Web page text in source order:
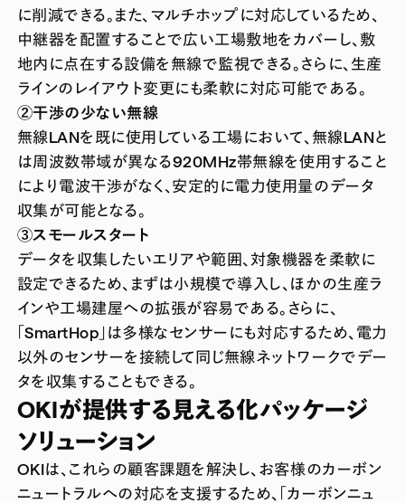
に削減できる。また、マルチホップに対応しているため、
中継器を配置することで広い工場敷地をカバーし、敷
地内に点在する設備を無線で監視できる。さらに、生産
ラインのレイアウト変更にも柔軟に対応可能である。
②干渉の少ない無線
無線LANを既に使用している工場において、無線LANと
は周波数帯域が異なる920MHz帯無線を使用すること
により電波干渉がなく、安定的に電力使用量のデータ
収集が可能となる。
③スモールスタート
データを収集したいエリアや範囲、対象機器を柔軟に
設定できるため、まずは小規模で導入し、ほかの生産ラ
インや工場建屋への拡張が容易である。さらに、
「SmartHop」は多様なセンサーにも対応するため、電力
以外のセンサーを接続して同じ無線ネットワークでデー
タを収集することもできる。
OKIが提供する見える化パッケージ
ソリューション
OKIは、これらの顧客課題を解決し、お客様のカーボン
ニュートラルへの対応を支援するため、「カーボンニュ